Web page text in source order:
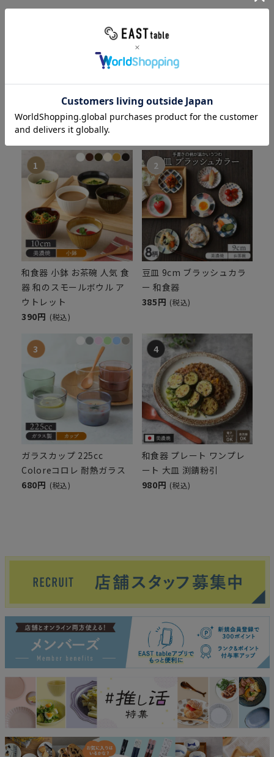
Ranking
人気の食器・キッチン雑貨をカテゴリ別にチェック！
全商品 大皿 カレー・パスタ皿
和食器 小鉢 お茶碗 人気 食
器 和のスモールボウル ア
ウトレット
390円 (税込)
豆皿 9cm ブラッシュカラ
ー 和食器
385円 (税込)
ガラスカップ 225cc
Coloreコロレ 耐熱ガラス
680円 (税込)
和食器 プレート ワンプレ
ート 大皿 渕錆粉引
980円 (税込)